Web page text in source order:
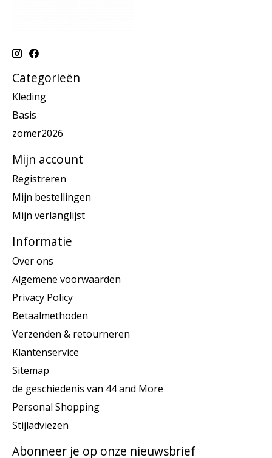
Categorieën
Kleding
Basis
zomer2026
Mijn account
Registreren
Mijn bestellingen
Mijn verlanglijst
Informatie
Over ons
Algemene voorwaarden
Privacy Policy
Betaalmethoden
Verzenden & retourneren
Klantenservice
Sitemap
de geschiedenis van 44 and More
Personal Shopping
Stijladviezen
Abonneer je op onze nieuwsbrief